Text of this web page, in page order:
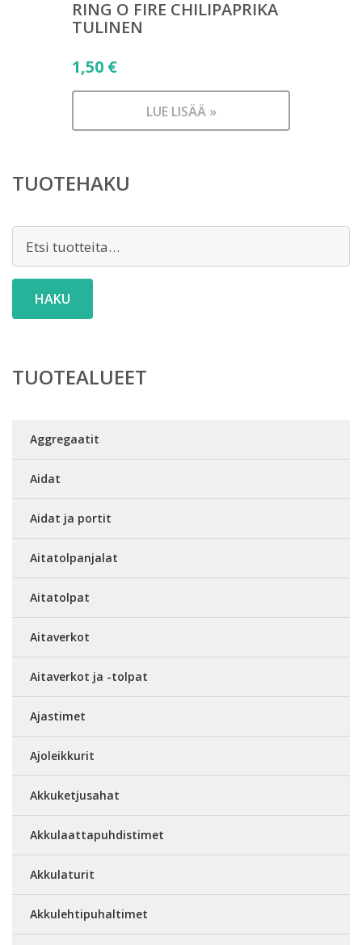
RING O FIRE CHILIPAPRIKA
TULINEN
1,50 €
LUE LISÄÄ »
TUOTEHAKU
HAKU
TUOTEALUEET
Aggregaatit
Aidat
Aidat ja portit
Aitatolpanjalat
Aitatolpat
Aitaverkot
Aitaverkot ja -tolpat
Ajastimet
Ajoleikkurit
Akkuketjusahat
Akkulaattapuhdistimet
Akkulaturit
Akkulehtipuhaltimet